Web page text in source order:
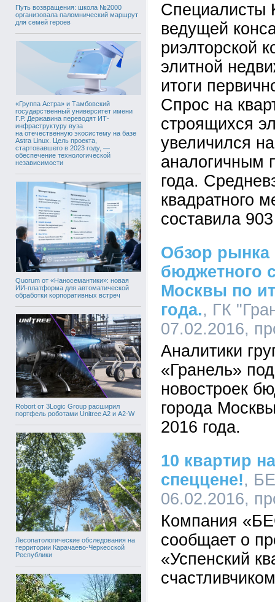
Путь возвращения: школа №2000
организовала паломнический маршрут
для семей героев
«Группа Астра» и Тамбовский
государственный университет имени
Г.Р. Державина переводят ИТ-
инфраструктуру вуза
на отечественную экосистему на базе
Astra Linux. Цель проекта,
стартовавшего в 2023 году, —
обеспечение технологической
независимости
Quorum от «Наносемантики»: новая
ИИ-платформа для автоматической
обработки корпоративных встреч
Robort от 3Logic Group расширил
портфель роботами Unitree A2 и A2-W
Лесопатологические обследования на
территории Карачаево-Черкесской
Республики
Специалисты
ведущей
риэлторской
элитной
итоги
Спрос на
строящихся
увеличился
аналогичным
года.
квадратного
составила
Обзор рынка
бюджетного
Москвы по
года., ГК
07.02.2016,
Аналитики
«Гранель»
новостроек
города
2016 года.
10 квартир
спеццене!,
06.02.2016,
Компания
сообщает о
«Успенский